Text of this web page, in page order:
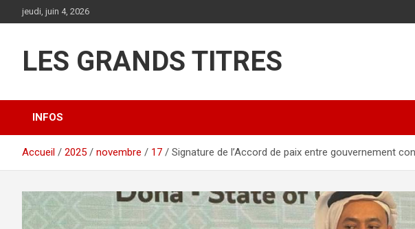
au
jeudi, juin 4, 2026
LES GRANDS TITRES
INFOS
Accueil 2025 novembre 17 Signature de l’Accord de paix entre gouvernement